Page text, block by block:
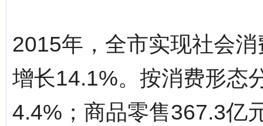
2015年，全市实现社会
增长14.1%。按消费形态
4.4%；商品零售367.3亿